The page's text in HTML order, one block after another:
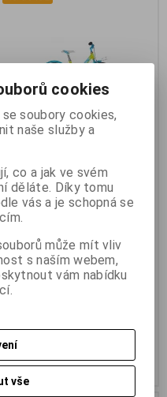
limeta/modrá
Výrobce:Author
Katalogové číslo:A230153
Záruka (měsíců):
Skladem:Na dotaz Ks
Dětské kolo AUTHOR Bello má
lehký duralový rám,...
Původní cena:7 690 Kč
Sleva: 27 %
Koupit
cookies
soubory cookies,
naše služby a
co a jak ve svém
děláte. Díky tomu
vás a je schopná se
může mít vliv
s naším webem,
vám nabídku
vše